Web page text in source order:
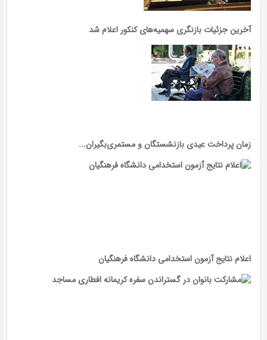
آخرین جزئیات بازنگری سهمیه‌های کنکور اعلام شد
زمان پرداخت عیدی بازنشستگان و مستمری‌بگیران...
اعلام نتایج آزمون استخدامی دانشگاه فرهنگیان